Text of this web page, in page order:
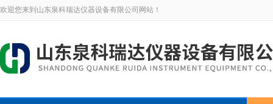
欢迎您来到山东泉科瑞达仪器设备有限公司网站！